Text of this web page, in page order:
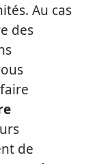
Au cas
des
de